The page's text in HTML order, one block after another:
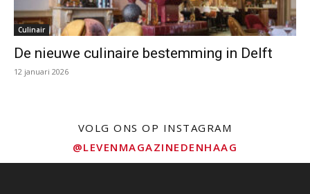
Culinair
De nieuwe culinaire bestemming in Delft
12 januari 2026
VOLG ONS OP INSTAGRAM
@LEVENMAGAZINEDENHAAG